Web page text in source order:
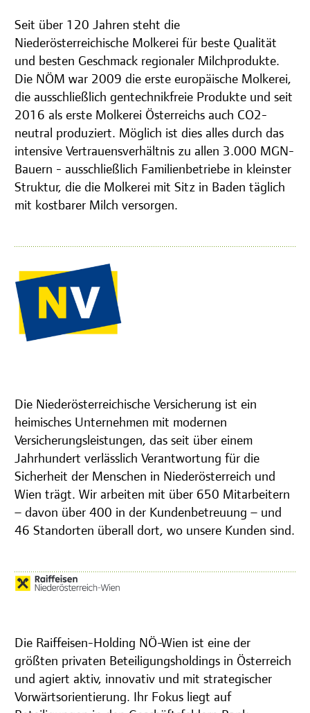
Seit über 120 Jahren steht die
Niederösterreichische Molkerei für beste Qualität
und besten Geschmack regionaler Milchprodukte.
Die NÖM war 2009 die erste europäische Molkerei,
die ausschließlich gentechnikfreie Produkte und seit
2016 als erste Molkerei Österreichs auch CO2-
neutral produziert. Möglich ist dies alles durch das
intensive Vertrauensverhältnis zu allen 3.000 MGN-
Bauern - ausschließlich Familienbetriebe in kleinster
Struktur, die die Molkerei mit Sitz in Baden täglich
mit kostbarer Milch versorgen.
Die Niederösterreichische Versicherung ist ein
heimisches Unternehmen mit modernen
Versicherungsleistungen, das seit über einem
Jahrhundert verlässlich Verantwortung für die
Sicherheit der Menschen in Niederösterreich und
Wien trägt. Wir arbeiten mit über 650 Mitarbeitern
– davon über 400 in der Kundenbetreuung – und
46 Standorten überall dort, wo unsere Kunden sind.
Die Raiffeisen-Holding NÖ-Wien ist eine der
größten privaten Beteiligungsholdings in Österreich
und agiert aktiv, innovativ und mit strategischer
Vorwärtsorientierung. Ihr Fokus liegt auf